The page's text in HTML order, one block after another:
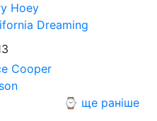
Hoey
Dreaming
Cooper
⌚ ще раніше